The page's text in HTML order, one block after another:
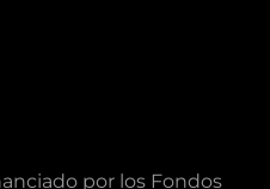
por los Fondos